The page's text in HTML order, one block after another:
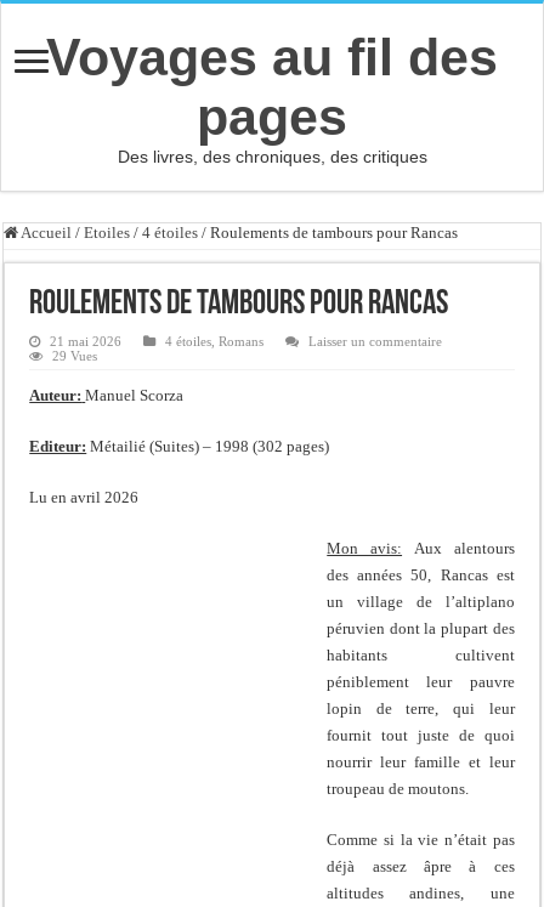
Voyages au fil des
pages
Des livres, des chroniques, des critiques
Accueil / Etoiles / 4 étoiles / Roulements de tambours pour Rancas
Roulements de tambours pour Rancas
21 mai 2026 4 étoiles ,Romans
Laisser un commentaire
29 Vues
Auteur: Manuel Scorza
Editeur: Métailié (Suites) – 1998 (302 pages)
Lu en avril 2026
Mon avis: Aux alentours
des années 50, Rancas est
un village de l’altiplano
péruvien dont la plupart des
habitants cultivent
péniblement leur pauvre
lopin de terre, qui leur
fournit tout juste de quoi
nourrir leur famille et leur
troupeau de moutons.
Comme si la vie n’était pas
déjà assez âpre à ces
altitudes andines, une